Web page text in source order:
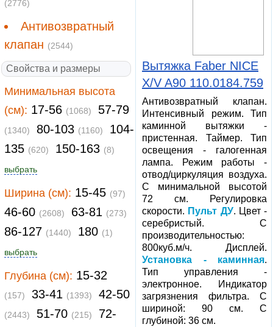
(2776)
Антивозвратный
клапан (2544)
Свойства и размеры
Минимальная высота
(см): 17-56 (1068) 57-79
(1340) 80-103 (1160)
104-
135 (620) 150-163 (8)
выбрать
Ширина (см): 15-45 (97)
46-60 (2608) 63-81 (273)
86-127 (1440) 180 (1)
выбрать
Глубина (см): 15-32
(157) 33-41 (1393) 42-50
(2443) 51-70 (215)
72-
Вытяжка Faber NICE
X/V A90 110.0184.759
Антивозвратный клапан.
Интенсивный режим. Тип
каминной вытяжки -
пристенная. Таймер. Тип
освещения - галогенная
лампа. Режим работы -
отвод/циркуляция воздуха.
С минимальной высотой
72 см. Регулировка
скорости. Пульт ДУ. Цвет -
серебристый. С
производительностью:
800куб.м/ч. Дисплей.
Установка - каминная.
Тип управления -
электронное. Индикатор
загрязнения фильтра. С
шириной: 90 см. С
глубиной: 36 см.